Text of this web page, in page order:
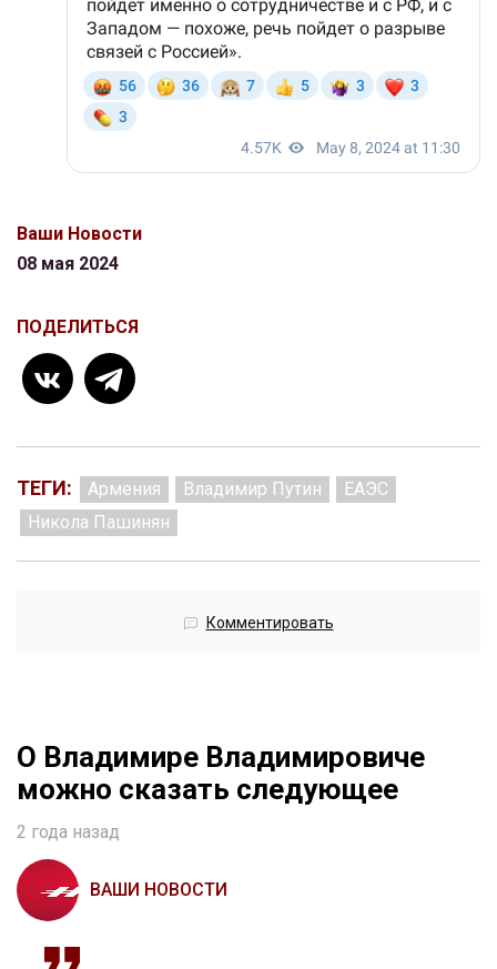
Ваши Новости
08 мая 2024
ПОДЕЛИТЬСЯ
ТЕГИ: Армения Владимир Путин
ЕАЭС
Никола Пашинян
Комментировать
О Владимире Владимировиче
можно сказать следующее
2 года назад
ВАШИ НОВОСТИ